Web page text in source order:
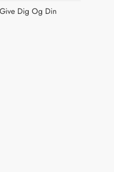
Dig Og Din